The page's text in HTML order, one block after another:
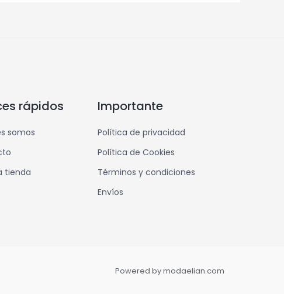
rápidos
somos
tienda
Importante
Política de privacidad
Política de Cookies
Términos y condiciones
Envíos
Powered by modaelian.com